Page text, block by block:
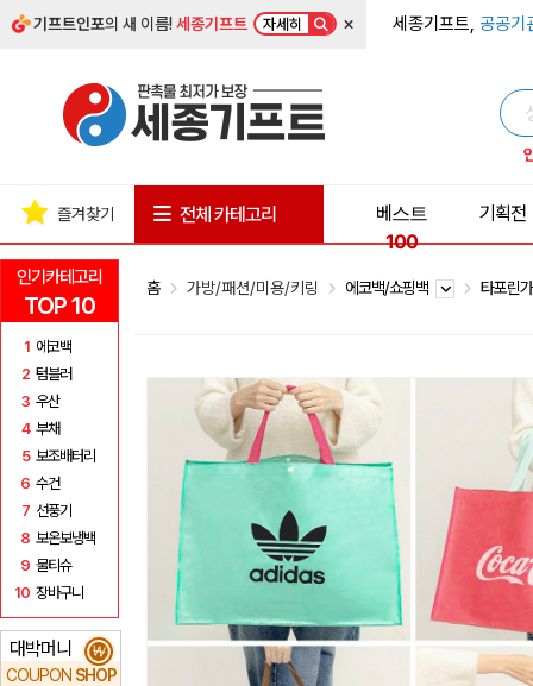
기프트인포의 새 이름!세종기프트 자세히 × 세종기프트, 공공기
인기카테고리
TOP 10
1 에코백
2 텀블러
3 우산
4 부채
5 보조배터리
6 수건
7 선풍기
8 보온보냉백
9 물티슈
10 장바구니
대박머니
COUPON SHOP
₩
즐겨찾기 전체 카테고리
베스트
100
기획전
홈 가방/패션/미용/키링 에코백/쇼핑백 타포린